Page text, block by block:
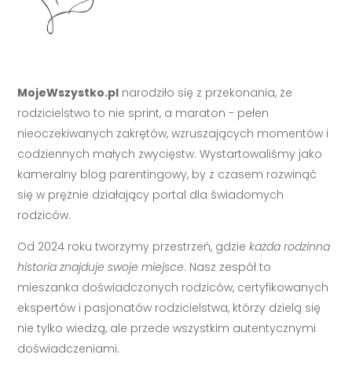
MojeWszystko.pl narodziło się z przekonania, że
rodzicielstwo to nie sprint, a maraton - pełen
nieoczekiwanych zakrętów, wzruszających momentów i
codziennych małych zwycięstw. Wystartowaliśmy jako
kameralny blog parentingowy, by z czasem rozwinąć
się w prężnie działający portal dla świadomych
rodziców.
Od 2024 roku tworzymy przestrzeń, gdziekażda rodzinna
historia znajduje swoje miejsce. Nasz zespół to
mieszanka doświadczonych rodziców, certyfikowanych
ekspertów i pasjonatów rodzicielstwa, którzy dzielą się
nie tylko wiedzą, ale przede wszystkim autentycznymi
doświadczeniami.